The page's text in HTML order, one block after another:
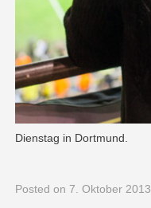
Dienstag in Dortmund.
Posted on 7. Oktober 2013